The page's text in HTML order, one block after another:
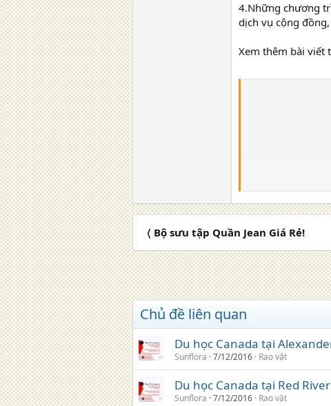
4.Những chương
dịch vụ cộng
Xem thêm bài viết
〈 Bộ sưu tập Quần Jean Giá Rẻ!
Chủ đề liên quan
Du học Canada tại
Sunflora 7/12/2016 Rao vặt
Du học Canada tại Red
Sunflora 7/12/2016 Rao vặt